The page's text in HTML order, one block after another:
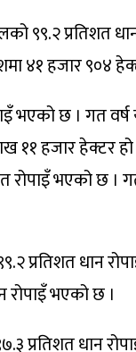
९९.२ प्रतिशत
४१ हजार ९०४
भएको छ । गत
११ हजार हेक्टर हो
भएको छ ।
प्रतिशत धान
रोपाइँ भएको छ ।
प्रतिशत धान